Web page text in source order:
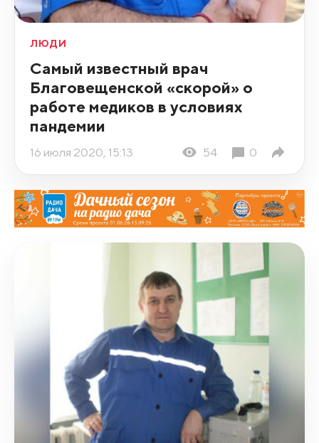
ЛЮДИ
Самый известный врач
Благовещенской «скорой» о
работе медиков в условиях
пандемии
16 июля 2020, 15:13 54 0